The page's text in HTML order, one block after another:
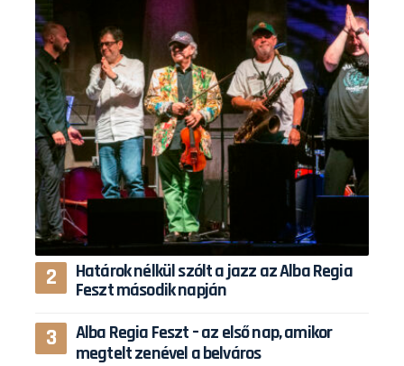
Határok nélkül szólt a jazz az Alba Regia
Feszt második napján
Alba Regia Feszt – az első nap, amikor
megtelt zenével a belváros